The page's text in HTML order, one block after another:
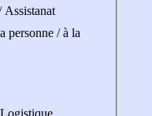
Assistanat
personne / à la